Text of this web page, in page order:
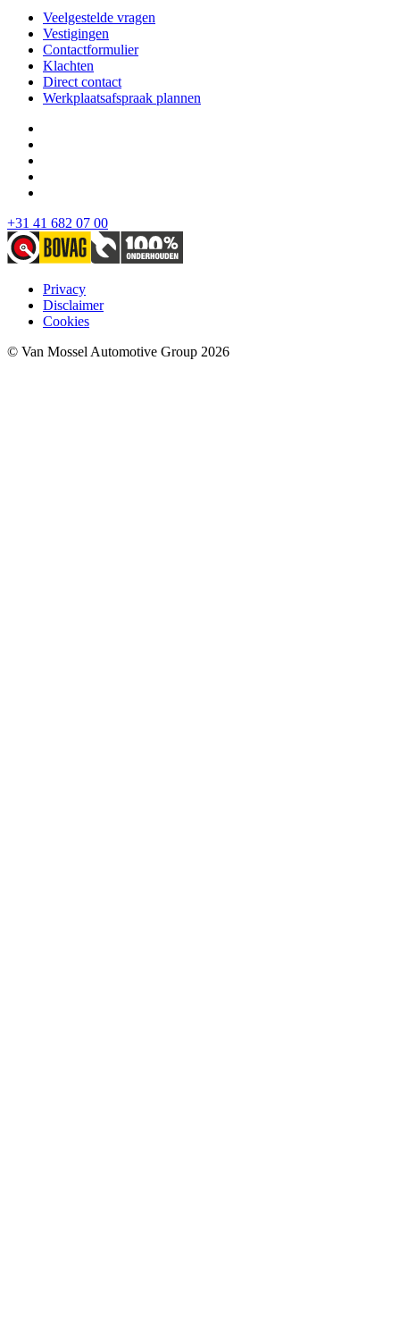
Veelgestelde vragen
Vestigingen
Contactformulier
Klachten
Direct contact
Werkplaatsafspraak plannen
+31 41 682 07 00
Privacy
Disclaimer
Cookies
© Van Mossel Automotive Group 2026